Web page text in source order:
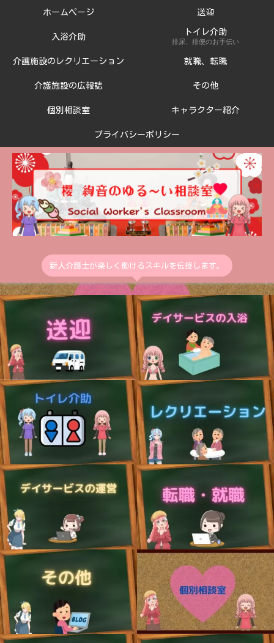
新人介護士が楽しく働けるスキルを伝授します。
ホームページ 送迎
入浴介助
トイレ介助
排尿、排便のお手伝い
介護施設のレクリエーション 就職、転職
介護施設の広報誌 その他
個別相談室 キャラクター紹介
プライバシーポリシー